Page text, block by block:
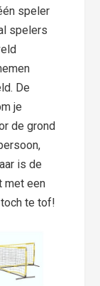
speler
spelers
De
je
de grond
is de
met een
te tof!